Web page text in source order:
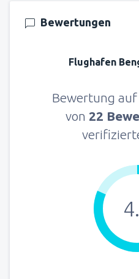
Bewertungen
Flughafen
Bewertung
von 22